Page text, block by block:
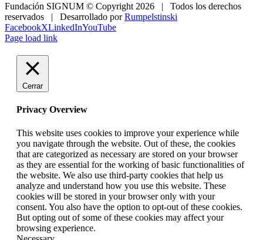
Fundación SIGNUM © Copyright 2026 | Todos los derechos
reservados | Desarrollado porRumpelstinski
FacebookXLinkedInYouTube
Page load link
Cerrar
Privacy Overview
This website uses cookies to improve your experience while
you navigate through the website. Out of these, the cookies
that are categorized as necessary are stored on your browser
as they are essential for the working of basic functionalities of
the website. We also use third-party cookies that help us
analyze and understand how you use this website. These
cookies will be stored in your browser only with your
consent. You also have the option to opt-out of these cookies.
But opting out of some of these cookies may affect your
browsing experience.